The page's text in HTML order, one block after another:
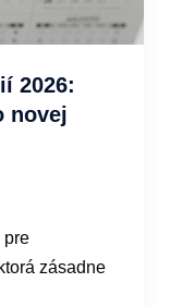
2026:
novej
pre
zásadne